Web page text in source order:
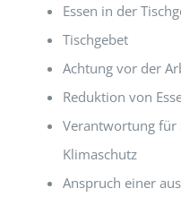
Essen in der
Tischgebet
Achtung vor der
Reduktion von
Verantwortung für
Klimaschutz
Anspruch einer